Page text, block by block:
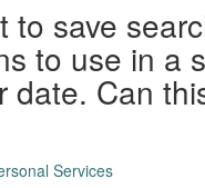
to save
to use in a
date. Can
Services